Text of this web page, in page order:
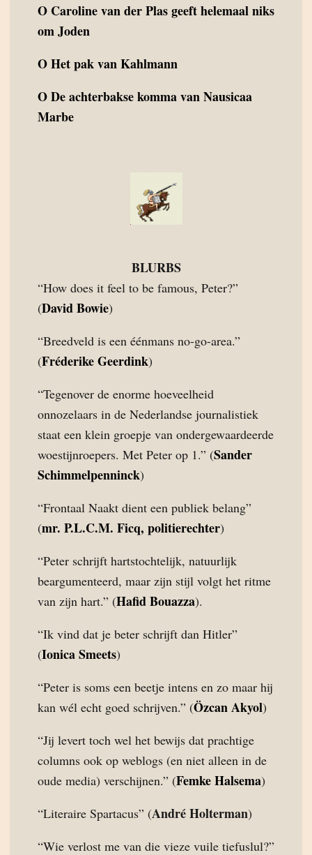
O Caroline van der Plas geeft helemaal niks
om Joden
OHet pak van Kahlmann
ODe achterbakse komma van Nausicaa
Marbe
BLURBS
“How does it feel to be famous, Peter?”
(David Bowie)
“Breedveld is een éénmans no-go-area.”
(Fréderike Geerdink)
“Tegenover de enorme hoeveelheid
onnozelaars in de Nederlandse journalistiek
staat een klein groepje van ondergewaardeerde
woestijnroepers. Met Peter op 1.” (Sander
Schimmelpenninck)
“Frontaal Naakt dient een publiek belang”
(mr. P.L.C.M. Ficq, politierechter)
“Peter schrijft hartstochtelijk, natuurlijk
beargumenteerd, maar zijn stijl volgt het ritme
van zijn hart.” (Hafid Bouazza).
“Ik vind dat je beter schrijft dan Hitler”
(Ionica Smeets)
“Peter is soms een beetje intens en zo maar hij
kan wél echt goed schrijven.” (Özcan Akyol)
“Jij levert toch wel het bewijs dat prachtige
columns ook op weblogs (en niet alleen in de
oude media) verschijnen.” (Femke Halsema)
“Literaire Spartacus” (André Holterman)
“Wie verlost me van die vieze vuile tiefuslul?”